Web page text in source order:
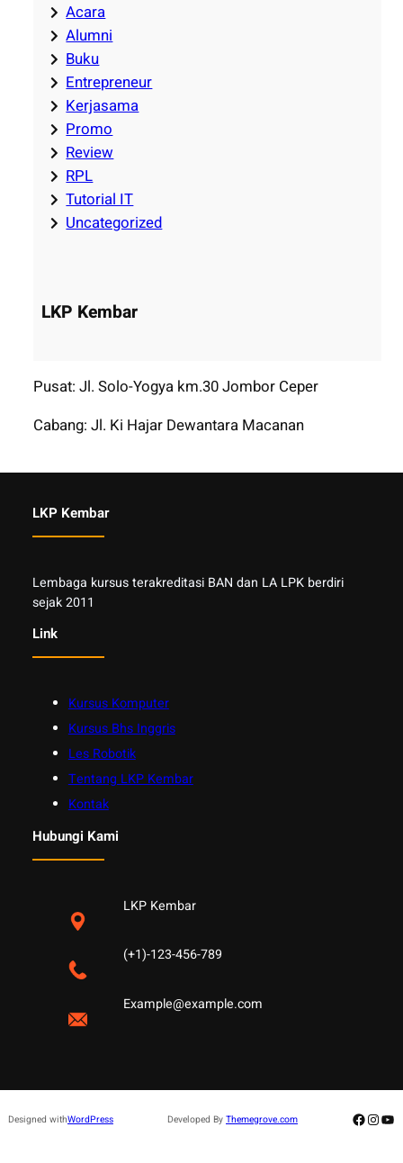
Acara
Alumni
Buku
Entrepreneur
Kerjasama
Promo
Review
RPL
Tutorial IT
Uncategorized
LKP Kembar
Pusat: Jl. Solo-Yogya km.30 Jombor Ceper
Cabang: Jl. Ki Hajar Dewantara Macanan
LKP Kembar
Lembaga kursus terakreditasi BAN dan LA LPK berdiri
sejak 2011
Link
Kursus Komputer
Kursus Bhs Inggris
Les Robotik
Tentang LKP Kembar
Kontak
Hubungi Kami
LKP Kembar
(+1)-123-456-789
Example@example.com
Designed withWordPress Developed By Themegrove.com